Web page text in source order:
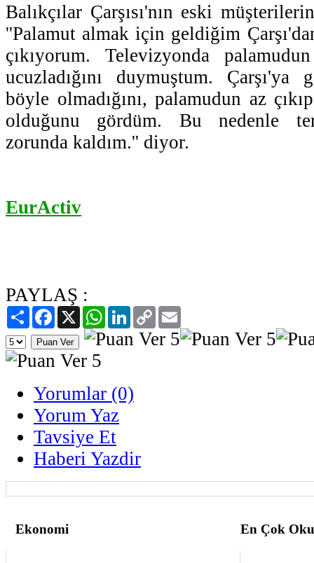
Balıkçılar Çarşısı'nın eski
''Palamut almak için geldiğim
çıkıyorum. Televizyonda
ucuzladığını duymuştum. Çarşı'ya
böyle olmadığını, palamudun az
olduğunu gördüm. Bu nedenle
zorunda kaldım.'' diyor.
EurActiv
PAYLAŞ :
PaylaşFacebook
X WhatsAppLinkedIn
Copy
Link
Yorumlar (0)
Yorum Yaz
Tavsiye Et
Haberi Yazdir
Ekonomi En Çok